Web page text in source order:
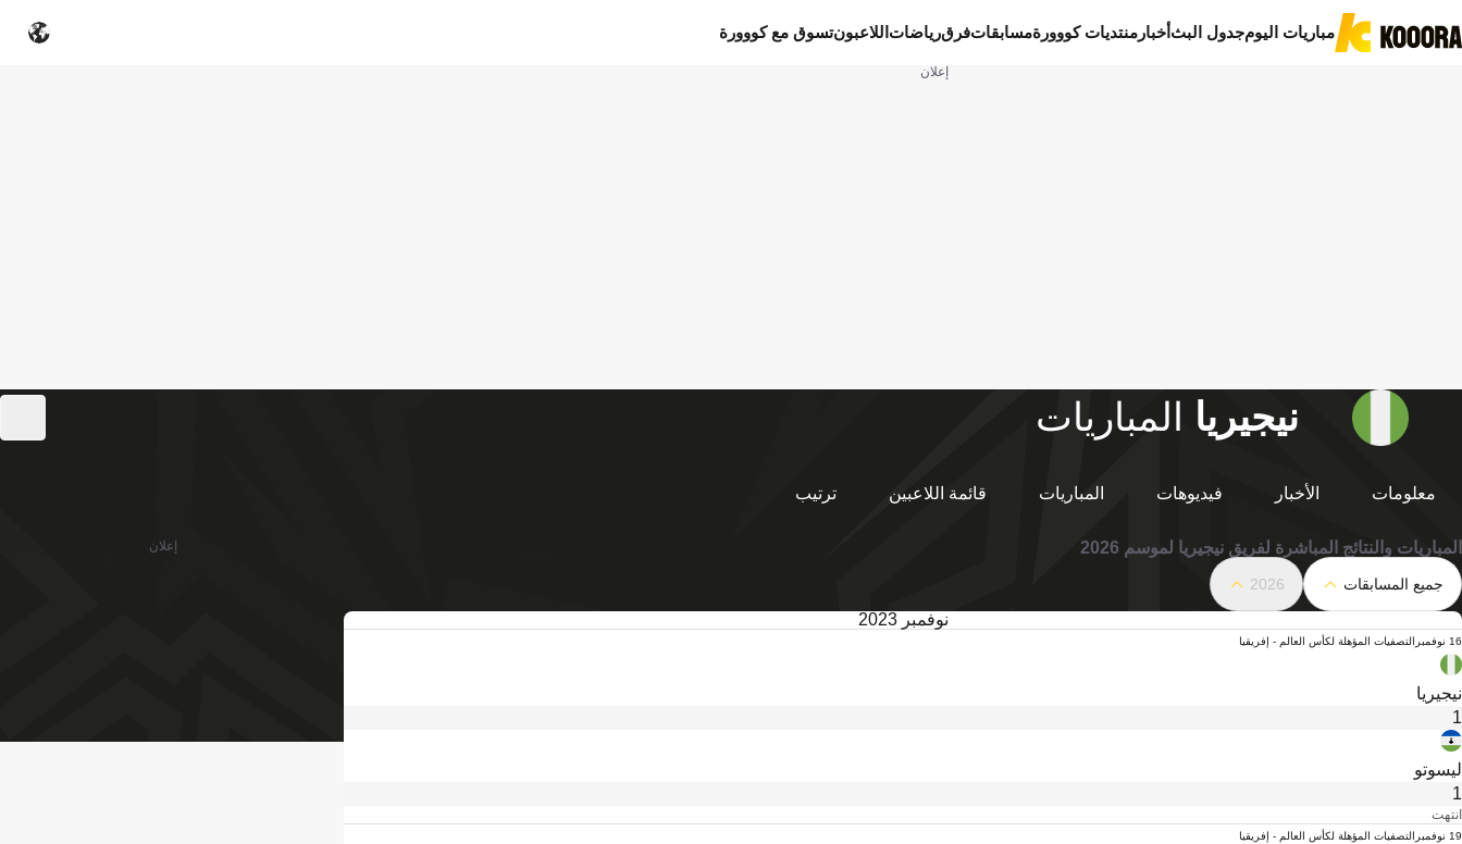
مباريات اليومجدول البثأخبار منتديات كووورةمسابقاتفرقرياضات اللاعبونتسوق مع كووورة
إعلان
نيجيريا المباريات
معلومات الأخبار فيديوهات المباريات قائمة اللاعبين ترتيب
المباريات والنتائج المباشرة لفريق نيجيريا لموسم 2026
جميع المسابقات 2026
نوفمبر 2023
16 نوفمبر التصفيات المؤهلة لكأس العالم - إفريقيا
نيجيريا
1
ليسوتو
1
انتهت
19 نوفمبر التصفيات المؤهلة لكأس العالم - إفريقيا
إعلان